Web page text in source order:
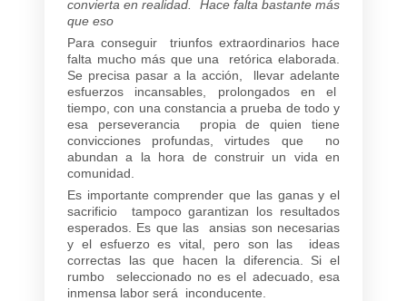
convierta en realidad. Hace falta bastante más
que eso
Para conseguir triunfos extraordinarios hace
falta mucho más que una retórica elaborada.
Se precisa pasar a la acción, llevar adelante
esfuerzos incansables, prolongados en el
tiempo, con una constancia a prueba de todo y
esa perseverancia propia de quien tiene
convicciones profundas, virtudes que no
abundan a la hora de construir un vida en
comunidad.
Es importante comprender que las ganas y el
sacrificio tampoco garantizan los resultados
esperados. Es que las ansias son necesarias
y el esfuerzo es vital, pero son las ideas
correctas las que hacen la diferencia. Si el
rumbo seleccionado no es el adecuado, esa
inmensa labor será inconducente.